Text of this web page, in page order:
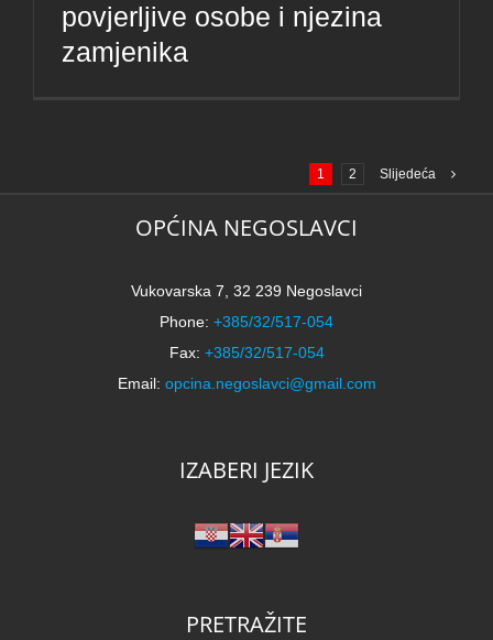
povjerljive osobe i njezina
zamjenika
1 2 Slijedeća
OPĆINA NEGOSLAVCI
Vukovarska 7, 32 239 Negoslavci
Phone: +385/32/517-054
Fax: +385/32/517-054
Email: opcina.negoslavci@gmail.com
IZABERI JEZIK
PRETRAŽITE